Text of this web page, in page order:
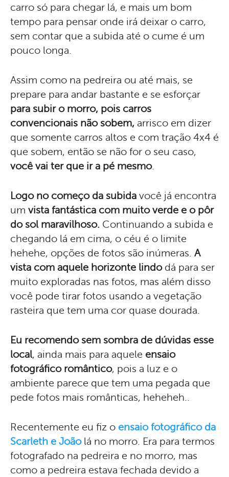
carro só para chegar lá, e mais um bom
tempo para pensar onde irá deixar o carro,
sem contar que a subida até o cume é um
pouco longa.
Assim como na pedreira ou até mais, se
prepare para andar bastante e se esforçar
para subir o morro, pois carros
convencionais não sobem, arrisco em dizer
que somente carros altos e com tração 4x4 é
que sobem, então se não for o seu caso,
você vai ter que ir a pé mesmo.
Logo no começo da subida você já encontra
um vista fantástica com muito verde e o pôr
do sol maravilhoso. Continuando a subida e
chegando lá em cima, o céu é o limite
hehehe, opções de fotos são inúmeras. A
vista com aquele horizonte lindodá para ser
muito exploradas nas fotos, mas além disso
você pode tirar fotos usando a vegetação
rasteira que tem uma cor quase dourada.
Eu recomendo sem sombra de dúvidas esse
local, ainda mais para aquele ensaio
fotográfico romântico, pois a luz e o
ambiente parece que tem uma pegada que
pede fotos mais românticas, heheheh..
Recentemente eu fiz o ensaio fotográfico da
Scarleth e Joãolá no morro. Era para termos
fotografado na pedreira e no morro, mas
como a pedreira estava fechada devido a